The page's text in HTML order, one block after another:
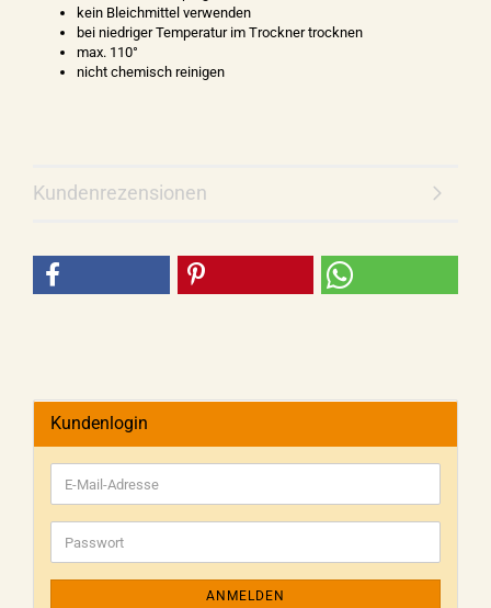
kein Bleichmittel verwenden
bei niedriger Temperatur im Trockner trocknen
max. 110°
nicht chemisch reinigen
Kundenrezensionen
Kundenlogin
ANMELDEN